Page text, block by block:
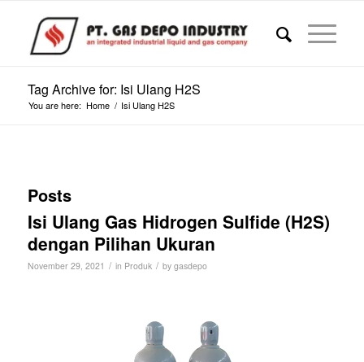
Tag Archive for: Isi Ulang H2S
You are here: Home / Isi Ulang H2S
Posts
Isi Ulang Gas Hidrogen Sulfide (H2S)
dengan Pilihan Ukuran
November 29, 2021 / in Produk / by gasdepo